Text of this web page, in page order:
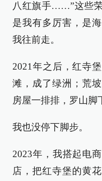
八红旗手……”这些
是我有多厉害，是
我往前走。
2021年之后，红寺
滩，成了绿洲；荒
房屋一排排，罗山脚
我也没停下脚步。
2023年，我搭起电
店，把红寺堡的黄